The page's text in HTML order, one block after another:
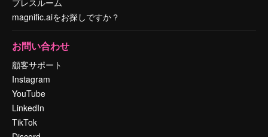
magnific.aiをお探しですか？
お問い合わせ
顧客サポート
Instagram
YouTube
LinkedIn
TikTok